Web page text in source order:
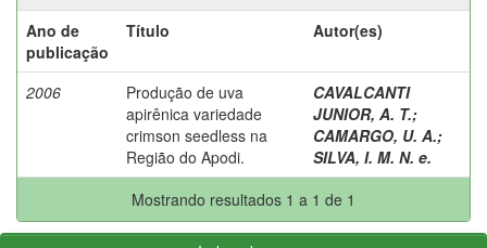
Ano de
publicação
Título Autor(es)
2006
Produção de uva
apirênica variedade
crimson seedless na
Região do Apodi.
CAVALCANTI
JUNIOR, A. T.;
CAMARGO, U. A.;
SILVA, I. M. N. e.
Mostrando resultados 1 a 1 de 1